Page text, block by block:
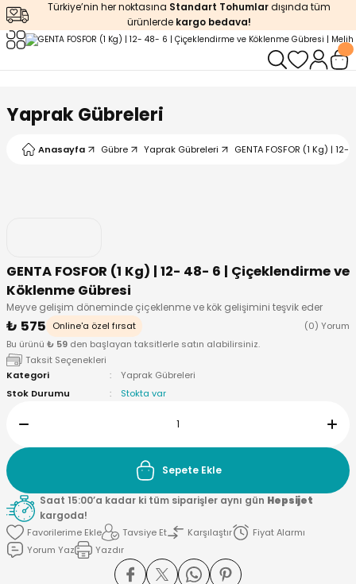
Türkiye’nin her noktasına Standart Tohumlardışında tüm
ürünlerde kargo bedava!
Yaprak Gübreleri
Anasayfa Gübre Yaprak Gübreleri GENTA FOSFOR (1 Kg) |
GENTA FOSFOR (1 Kg) | 12- 48- 6 | Çiçeklendirme ve
Köklenme Gübresi
Meyve gelişim döneminde çiçeklenme ve kök gelişimini teşvik eder
₺ 575 Online'a özel fırsat
(0) Yorum
Bu ürünü ₺ 59 den başlayan taksitlerle satın alabilirsiniz.
Taksit Seçenekleri
Kategori
Yaprak Gübreleri
Stok Durumu
Stokta var
Sepete Ekle
Saat 15:00’a kadar ki tüm siparişler aynı gün Hepsijet
kargoda!
Tavsiye Et
Karşılaştır
Fiyat Alarmı
Yorum Yaz
Yazdır
Geri Dön
Geri Dön
Geri Dön
Geri Dön
Ürünleri
Geri Dön
Asit